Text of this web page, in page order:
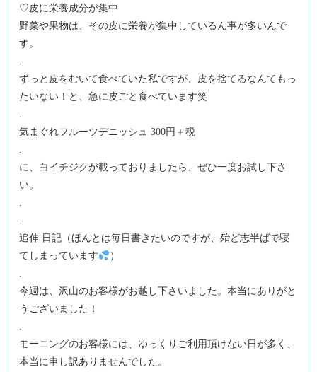
♡皮に栄養成分が集中
野菜や果物は、その皮に栄養が集中しているん事が多いんで
す。
.
ずっと皮をむいて食べていた私ですが、皮を捨てるなんてもっ
たいない！と、急に皮ごと食べています笑
.
気まぐれフルーツデニッシュ 300円＋税
.
に、白イチジクが載っておりましたら、ぜひ一度お試し下さ
い。
.
.
追伸 日記（ほんとは毎日書きたいのですが、殆ど志半ばで寝
てしまっています
）
.
今週は、沢山のお客様がお越し下さいました。本当にありがと
うございました！
.
モーニングのお客様には、ゆっくりご利用頂けない日が多く、
本当に申し訳ありませんでした。